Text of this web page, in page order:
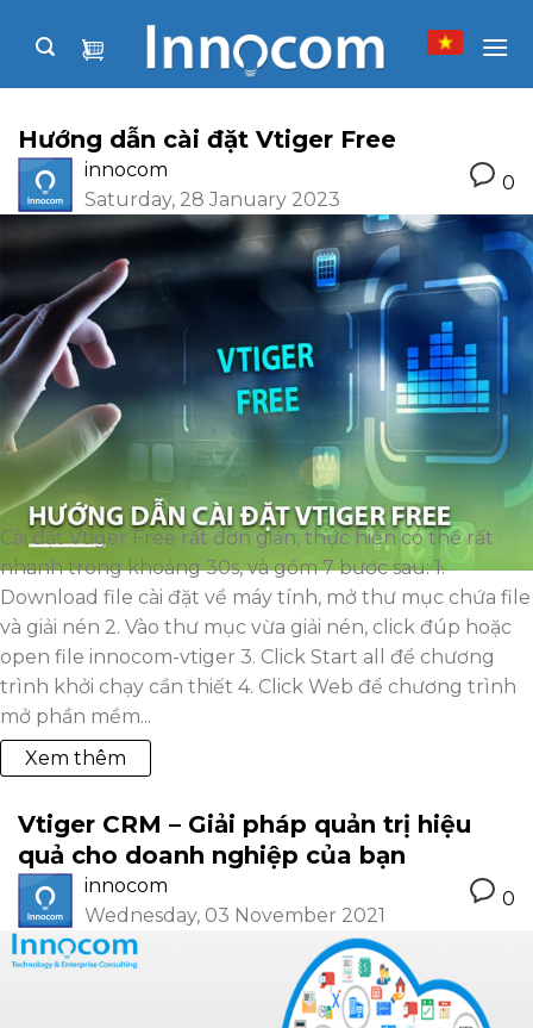
Hướng dẫn cài đặt Vtiger Free
innocom
Saturday, 28 January 2023
0
Cài đặt Vtiger Free rất đơn giản, thực hiện có thể rất
nhanh trong khoảng 30s, và gồm 7 bước sau: 1.
Download file cài đặt về máy tính, mở thư mục chứa file
và giải nén 2. Vào thư mục vừa giải nén, click đúp hoặc
open file innocom-vtiger 3. Click Start all để chương
trình khởi chạy cần thiết 4. Click Web để chương trình
mở phần mềm...
Xem thêm
Vtiger CRM – Giải pháp quản trị hiệu
quả cho doanh nghiệp của bạn
innocom
Wednesday, 03 November 2021
0